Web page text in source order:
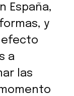
España,
y
efecto
a
las